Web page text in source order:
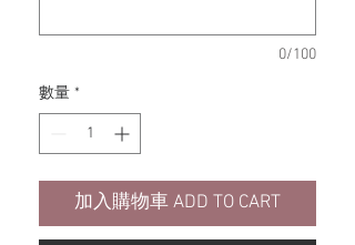
0/100
數量 *
加入購物車 ADD TO CART